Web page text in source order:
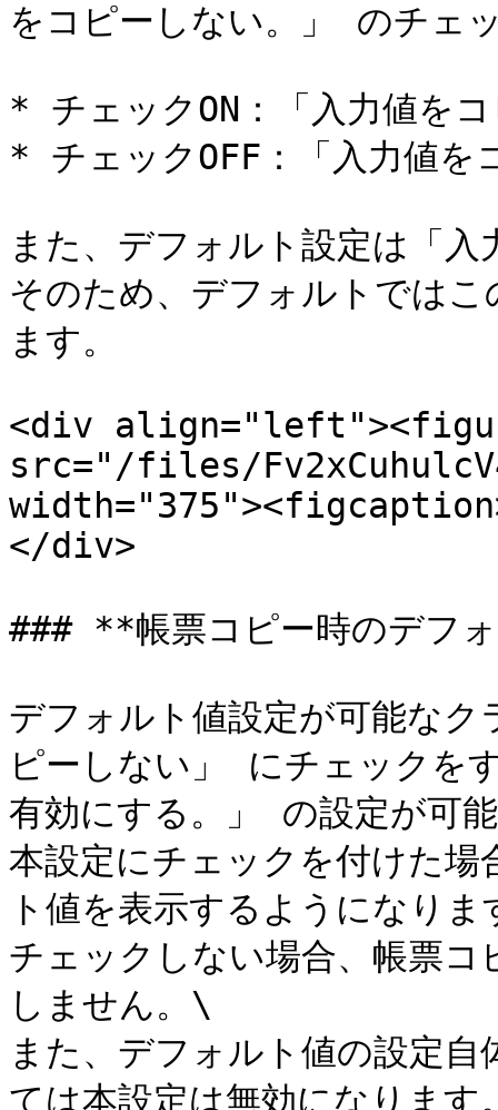
をコピーしない。」 のチェ
* チェックON：「入力値を
* チェックOFF：「入力値を
また、デフォルト設定は「
そのため、デフォルトでは
ます。
<div
src="/files/
</div>
### **帳票コピー時のデフ
デフォルト値設定が可能なク
ピーしない」 にチェックを
有効にする。」 の設定が可
本設定にチェックを付けた
ト値を表示するようになり
チェックしない場合、帳票
しません。\
また、デフォルト値の設定
ては本設定は無効になります